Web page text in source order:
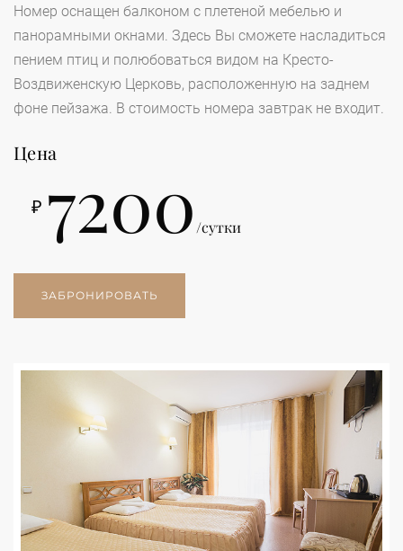
Номер оснащен балконом с плетеной мебелью и
панорамными окнами. Здесь Вы сможете насладиться
пением птиц и полюбоваться видом на Кресто-
Воздвиженскую Церковь, расположенную на заднем
фоне пейзажа. В стоимость номера завтрак не входит.
Цена
₽ 7200/сутки
ЗАБРОНИРОВАТЬ